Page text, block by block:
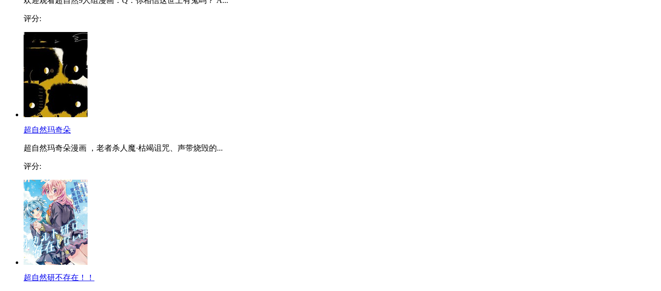
评分:
超自然玛奇朵
超自然玛奇朵漫画 ，老者杀人魔·枯竭诅咒、声带烧毁的...
评分:
超自然研不存在！！